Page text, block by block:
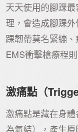
天天使用的腳踝
理，會造成腳踝
踝韌帶莫名緊繃
EMS衝擊槍療程
激痛點（
激痛點是藏在身
為氣結），產生